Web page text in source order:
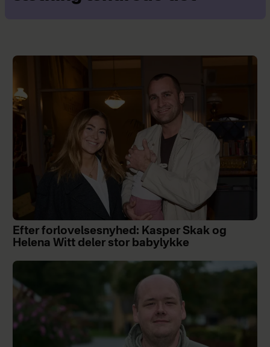
Efter forlovelsesnyhed: Kasper Skak og
Helena Witt deler stor babylykke